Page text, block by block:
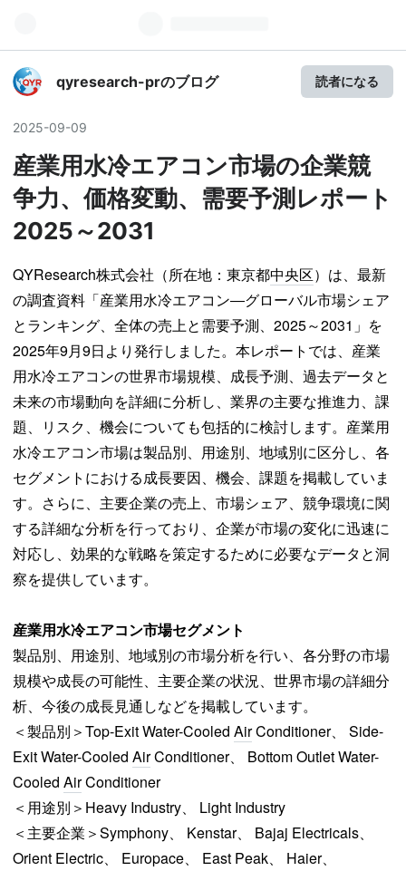
qyresearch-prのブログ 読者になる
2025-09-09
産業用水冷エアコン市場の企業競
争力、価格変動、需要予測レポート
2025～2031
QYResearch株式会社（所在地：東京都中央区）は、最新
の調査資料「産業用水冷エアコン―グローバル市場シェア
とランキング、全体の売上と需要予測、2025～2031」を
2025年9月9日より発行しました。本レポートでは、産業
用水冷エアコンの世界市場規模、成長予測、過去データと
未来の市場動向を詳細に分析し、業界の主要な推進力、課
題、リスク、機会についても包括的に検討します。産業用
水冷エアコン市場は製品別、用途別、地域別に区分し、各
セグメントにおける成長要因、機会、課題を掲載していま
す。さらに、主要企業の売上、市場シェア、競争環境に関
する詳細な分析を行っており、企業が市場の変化に迅速に
対応し、効果的な戦略を策定するために必要なデータと洞
察を提供しています。
産業用水冷エアコン市場セグメント
製品別、用途別、地域別の市場分析を行い、各分野の市場
規模や成長の可能性、主要企業の状況、世界市場の詳細分
析、今後の成長見通しなどを掲載しています。
＜製品別＞Top-Exit Water-Cooled AirConditioner、 Side-
Exit Water-Cooled AirConditioner、 Bottom Outlet Water-
Cooled AirConditioner
＜用途別＞Heavy Industry、 Light Industry
＜主要企業＞Symphony、 Kenstar、 Bajaj Electricals、
Orient Electric、 Europace、 East Peak、 Haier、